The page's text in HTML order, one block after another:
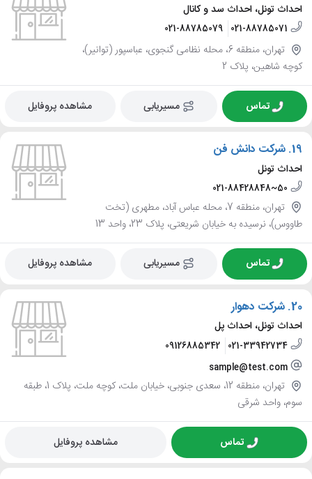
احداث تونل، احداث سد و کانال
021-88785071
021-88785079
تهران، منطقه 6، محله نظامی گنجوی، عباسپور (توانیر)،
کوچه شاهین، پلاک 2
تماس مسیریابی مشاهده پروفایل
19. شرکت دانش فن
احداث تونل
021-88428848~50
تهران، منطقه 7، محله عباس آباد، مطهری (تخت
طاووس)، نرسیده به خیابان شریعتی، پلاک 23، واحد 13
تماس مسیریابی مشاهده پروفایل
20. شرکت دهوار
احداث تونل، احداث پل
021-33942734
09126885342
sample@test.com
تهران، منطقه 12، سعدی جنوبی، خیابان ملت، کوچه ملت، پلاک 1، طبقه
سوم، واحد شرقی
تماس مشاهده پروفایل